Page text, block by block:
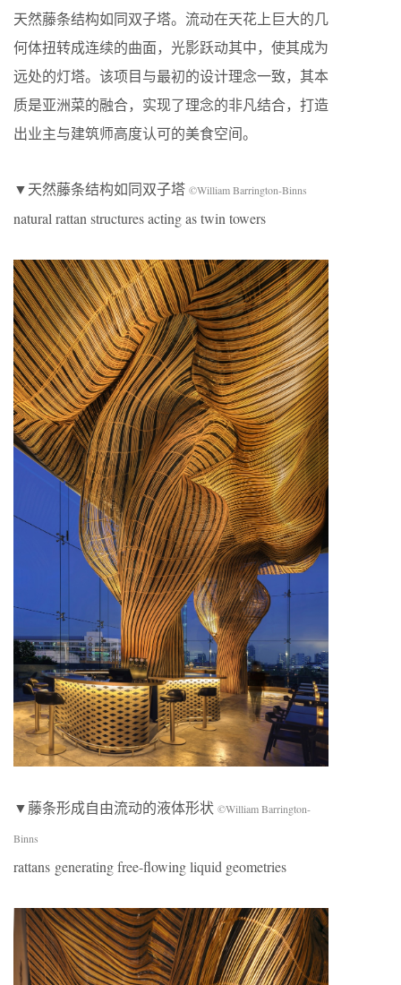
天然藤条结构如同双子塔。流动在天花上巨大的几
何体扭转成连续的曲面，光影跃动其中，使其成为
远处的灯塔。该项目与最初的设计理念一致，其本
质是亚洲菜的融合，实现了理念的非凡结合，打造
出业主与建筑师高度认可的美食空间。
▼天然藤条结构如同双子塔 ©William Barrington-Binns
natural rattan structures acting as twin towers
▼藤条形成自由流动的液体形状 ©William Barrington-
Binns
rattans generating free-flowing liquid geometries